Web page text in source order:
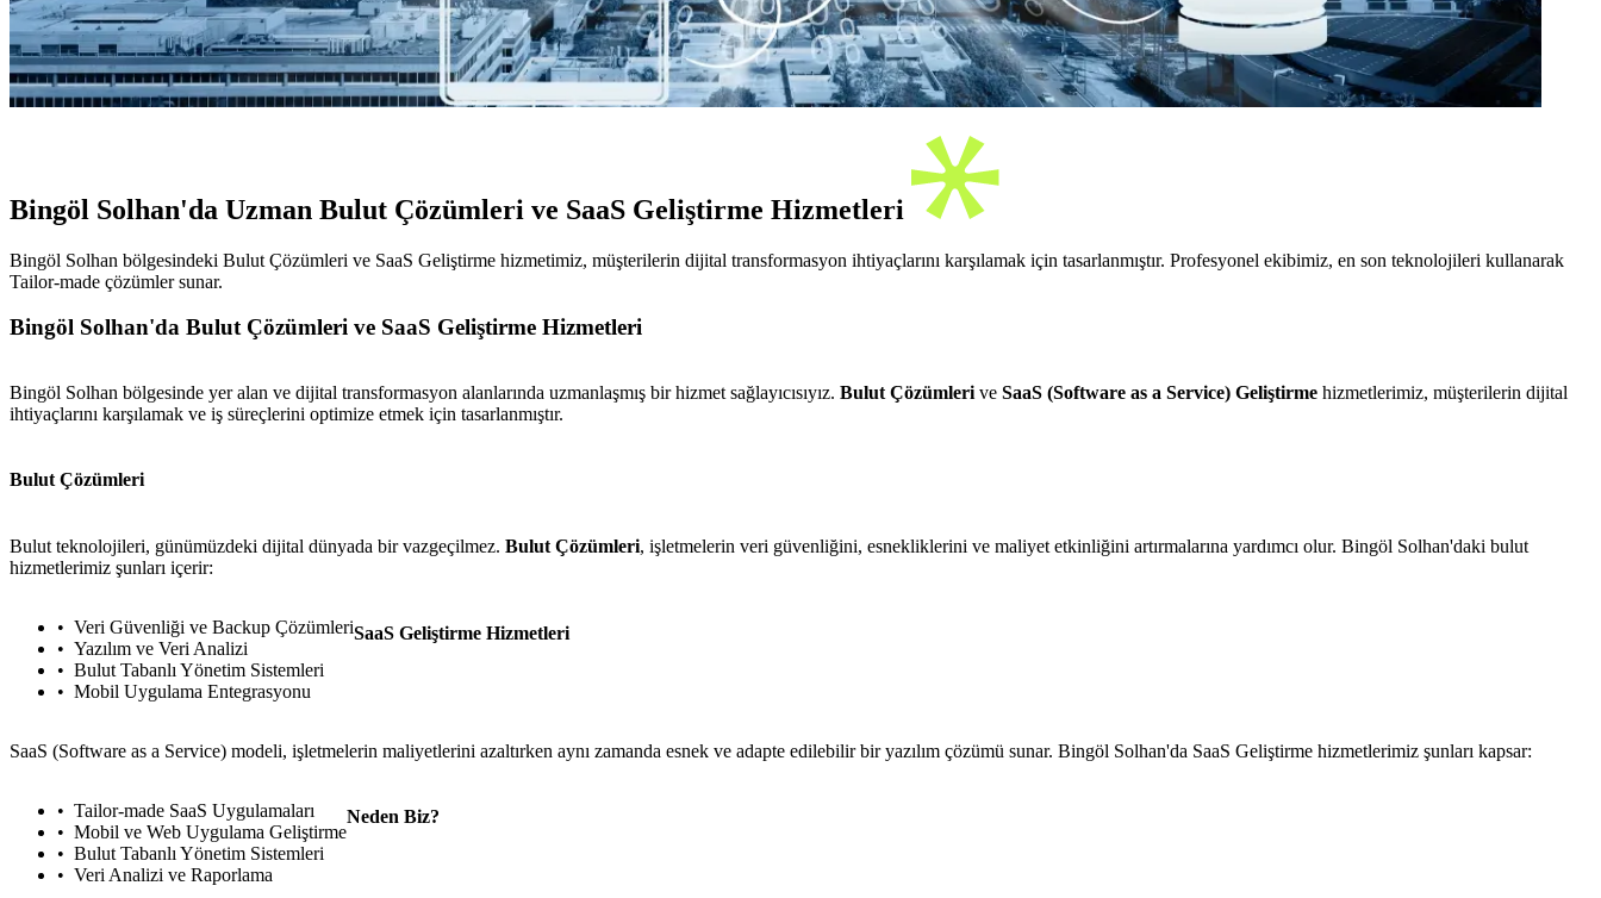
Bingöl Solhan'da Uzman Bulut Çözümleri ve SaaS Geliştirme Hizmetleri
Bingöl Solhan bölgesindeki Bulut Çözümleri ve SaaS Geliştirme hizmetimiz, müşterilerin dijital transformasyon ihtiyaçlarını karşılamak için tasarlanmıştır. Profesyonel ekibimiz, en son teknolojileri kullanarak
Tailor-made çözümler sunar.
Bingöl Solhan'da Bulut Çözümleri ve SaaS Geliştirme Hizmetleri
Bingöl Solhan bölgesinde yer alan ve dijital transformasyon alanlarında uzmanlaşmış bir hizmet sağlayıcısıyız. Bulut Çözümleri ve SaaS (Software as a Service) Geliştirme hizmetlerimiz, müşterilerin dijital
ihtiyaçlarını karşılamak ve iş süreçlerini optimize etmek için tasarlanmıştır.
Bulut Çözümleri
Bulut teknolojileri, günümüzdeki dijital dünyada bir vazgeçilmez. Bulut Çözümleri, işletmelerin veri güvenliğini, esnekliklerini ve maliyet etkinliğini artırmalarına yardımcı olur. Bingöl Solhan'daki bulut
hizmetlerimiz şunları içerir:
Veri Güvenliği ve Backup Çözümleri
Yazılım ve Veri Analizi
Bulut Tabanlı Yönetim Sistemleri
Mobil Uygulama Entegrasyonu
SaaS Geliştirme Hizmetleri
SaaS (Software as a Service) modeli, işletmelerin maliyetlerini azaltırken aynı zamanda esnek ve adapte edilebilir bir yazılım çözümü sunar. Bingöl Solhan'da SaaS Geliştirme hizmetlerimiz şunları kapsar:
Tailor-made SaaS Uygulamaları
Mobil ve Web Uygulama Geliştirme
Bulut Tabanlı Yönetim Sistemleri
Veri Analizi ve Raporlama
Neden Biz?